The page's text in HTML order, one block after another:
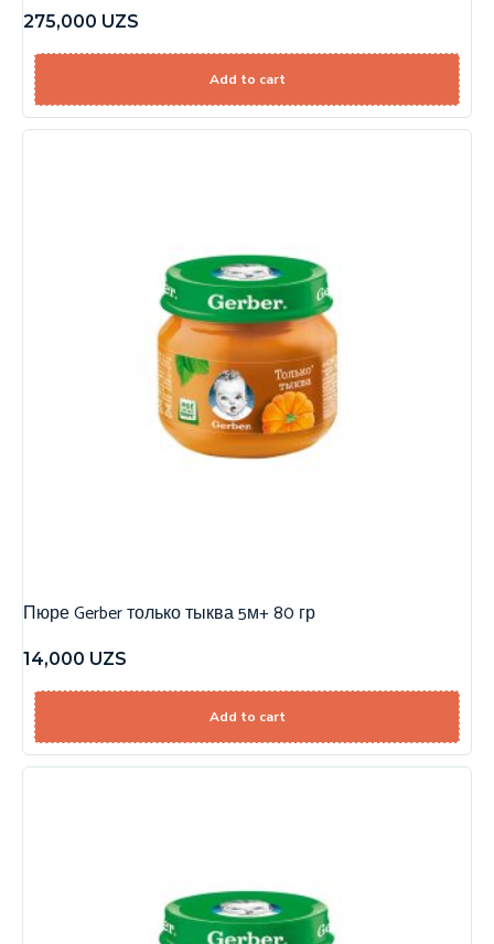
275,000 UZS
Add to cart
Пюре Gerber только тыква 5м+ 80 гр
14,000 UZS
Add to cart